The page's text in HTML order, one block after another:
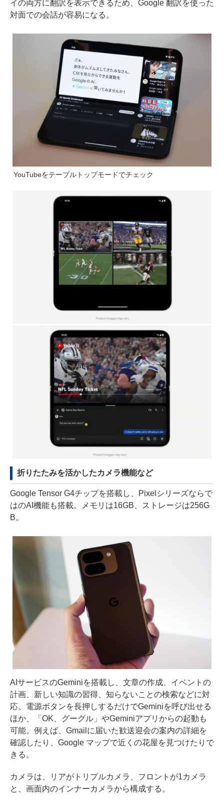
イの両方に翻訳を表示できるため、Google 翻訳を使った
対面での会話が容易になる。
YouTubeをテーブルトップモードでチェック
折りたたみを活かしたカメラ機能など
Google Tensor G4チップを搭載し、Pixelシリーズならで
はのAI機能も搭載。メモリは16GB、ストレージは256G
B。
AIサービスのGeminiを搭載し、文章の作成、イベントの
計画、新しい知識の習得、知らないことの検索などに対
応。電源ボタンを長押しするだけでGeminiを呼び出せる
ほか、「OK、グーグル」やGeminiアプリからの起動も
可能。例えば、Gmailに届いた歓送迎会の案内の詳細を
確認したり、Google マップで近くの花屋を見つけたりで
きる。
カメラは、リアがトリプルカメラ、フロントが1カメラ
と、画面内のインナーカメラから構成する。